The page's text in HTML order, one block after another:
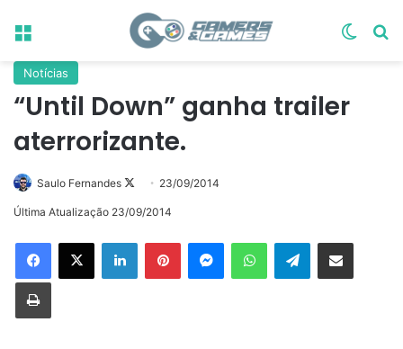
Menu
Notícias
“Until Down” ganha trailer
aterrorizante.
Saulo Fernandes
Follow
on
23/09/2014
Última Atualização 23/09/2014
LinkedinPinterestMessengerWhatsAppTelegramCompartilhar via e-mail
Imprimir